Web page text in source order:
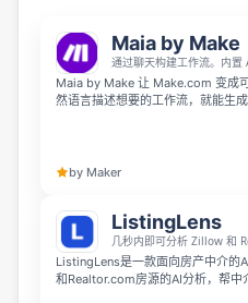
Maia by Make
通过聊天构建工作流。内置
Maia by Make 让 Make.com 变成
然语言描述想要的工作流，就能生
by Maker
ListingLens
几秒内即可分析 Zillow 和
ListingLens是一款面向房产中介的
和Realtor.com房源的AI分析，帮中